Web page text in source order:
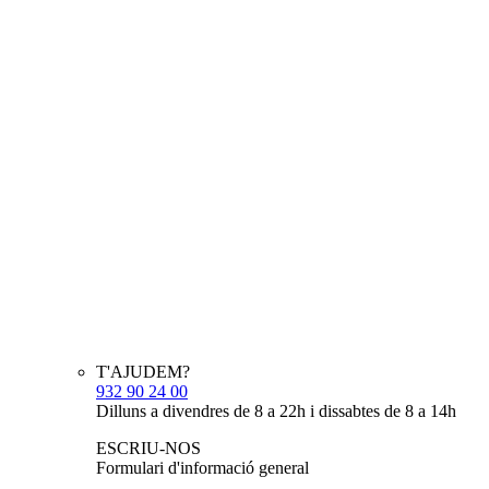
T'AJUDEM?
932 90 24 00
Dilluns a divendres de 8 a 22h i dissabtes de 8 a 14h
ESCRIU-NOS
Formulari d'informació general